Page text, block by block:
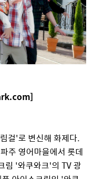
걸'로 변신해 화제다.
주 영어마을에서 롯데
림 '와쿠와크'의 TV 광